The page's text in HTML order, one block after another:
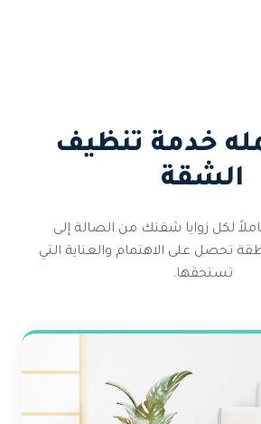
خدمة تنظيف
الشقة
لكل زوايا شقتك من الصالة إلى
تحصل على الاهتمام والعناية التي
تستحقها.